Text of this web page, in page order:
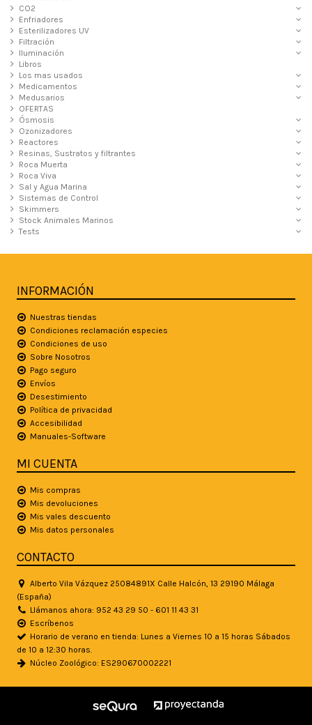
CO2
Enfriadores
Esterilizadores UV
Filtración
Iluminación
Libros
Los mas usados
Medicamentos
Medusarios
OFERTAS
Ósmosis
Ozonizadores
Reactores
Resinas, Sustratos y filtrantes
Roca Muerta
Roca Viva
Sal y Agua Marina
Sistemas de Control
Skimmers
Stock Animales Marinos
Tests
INFORMACIÓN
Nuestras tiendas
Condiciones reclamación especies
Condiciones de uso
Sobre Nosotros
Pago seguro
Envíos
Desestimiento
Política de privacidad
Accesibilidad
Manuales-Software
MI CUENTA
Mis compras
Mis devoluciones
Mis vales descuento
Mis datos personales
CONTACTO
Alberto Vila Vázquez 25084891X Calle Halcón, 13 29190 Málaga
(España)
Llámanos ahora: 952 43 29 50 - 601 11 43 31
Escríbenos
Horario de verano en tienda: Lunes a Viernes 10 a 15 horas Sábados
de 10 a 12:30 horas.
Núcleo Zoológico: ES290670002221